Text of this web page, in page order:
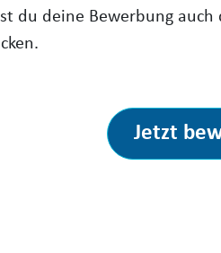
du deine Bewerbung auch
Jetzt